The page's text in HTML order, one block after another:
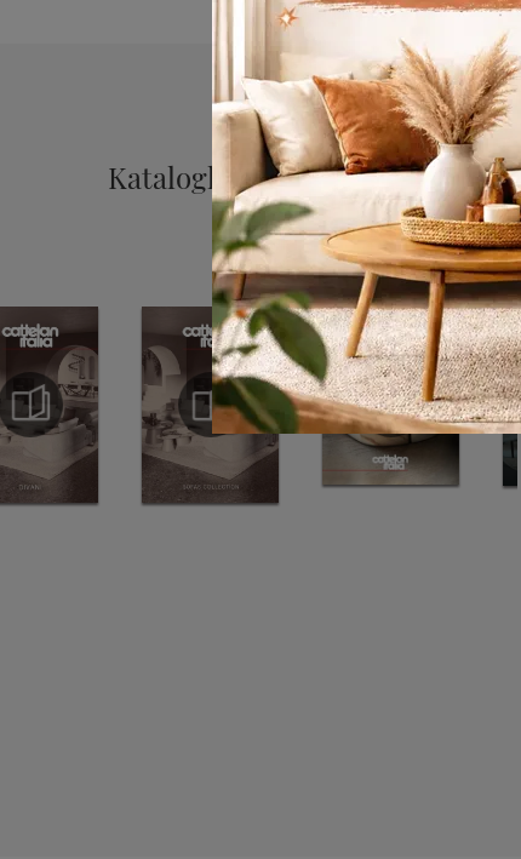
Kataloglara göz atın